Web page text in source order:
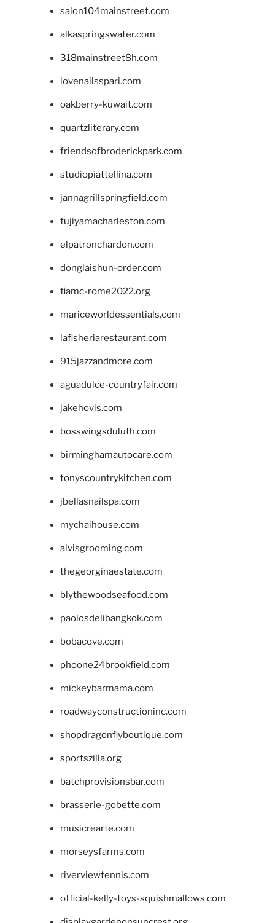
salon104mainstreet.com
alkaspringswater.com
318mainstreet8h.com
lovenailsspari.com
oakberry-kuwait.com
quartzliterary.com
friendsofbroderickpark.com
studiopiattellina.com
jannagrillspringfield.com
fujiyamacharleston.com
elpatronchardon.com
donglaishun-order.com
fiamc-rome2022.org
mariceworldessentials.com
lafisheriarestaurant.com
915jazzandmore.com
aguadulce-countryfair.com
jakehovis.com
bosswingsduluth.com
birminghamautocare.com
tonyscountrykitchen.com
jbellasnailspa.com
mychaihouse.com
alvisgrooming.com
thegeorginaestate.com
blythewoodseafood.com
paolosdelibangkok.com
bobacove.com
phoone24brookfield.com
mickeybarmama.com
roadwayconstructioninc.com
shopdragonflyboutique.com
sportszilla.org
batchprovisionsbar.com
brasserie-gobette.com
musicrearte.com
morseysfarms.com
riverviewtennis.com
official-kelly-toys-squishmallows.com